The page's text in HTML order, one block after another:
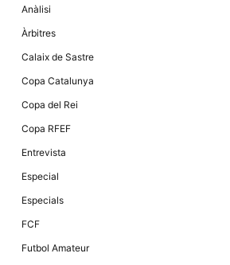
Anàlisi
Àrbitres
Calaix de Sastre
Copa Catalunya
Copa del Rei
Copa RFEF
Entrevista
Especial
Especials
FCF
Futbol Amateur